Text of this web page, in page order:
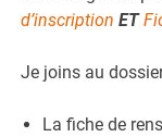
d’inscription ET
Je joins au
La fiche de